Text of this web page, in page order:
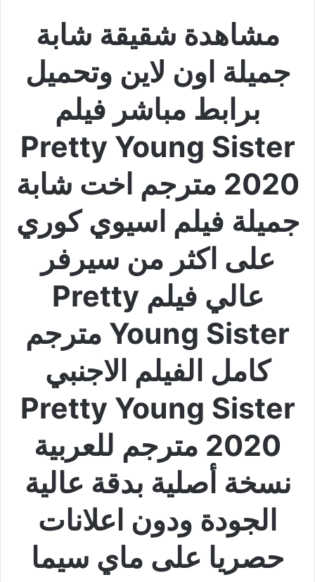
مشاهدة شقيقة شابة
جميلة اون لاين وتحميل
برابط مباشر فيلم
Pretty Young Sister
2020 مترجم اخت شابة
جميلة فيلم اسيوي كوري
على اكثر من سيرفر
عالي فيلم Pretty
Young Sister مترجم
كامل الفيلم الاجنبي
Pretty Young Sister
2020 مترجم للعربية
نسخة أصلية بدقة عالية
الجودة ودون اعلانات
حصريا على ماي سيما